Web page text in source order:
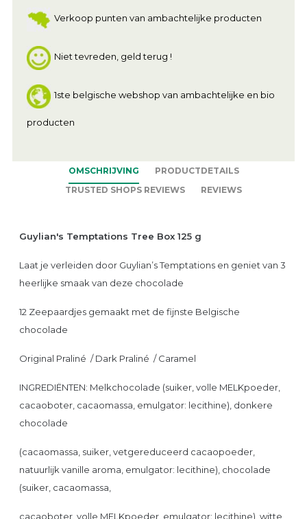
Verkoop punten van ambachtelijke producten
Niet tevreden, geld terug !
1ste belgische webshop van ambachtelijke en bio
producten
OMSCHRIJVING
PRODUCTDETAILS
TRUSTED SHOPS REVIEWS
REVIEWS
Guylian's Temptations Tree Box 125 g
Laat je verleiden door Guylian’s Temptations en geniet van 3
heerlijke smaak van deze chocolade
12 Zeepaardjes gemaakt met de fijnste Belgische
chocolade
Original Praliné / Dark Praliné / Caramel
INGREDIËNTEN: Melkchocolade (suiker, volle MELKpoeder,
cacaoboter, cacaomassa, emulgator: lecithine), donkere
chocolade
(cacaomassa, suiker, vetgereduceerd cacaopoeder,
natuurlijk vanille aroma, emulgator: lecithine), chocolade
(suiker, cacaomassa,
cacaoboter, volle MELKpoeder, emulgator: lecithine), witte